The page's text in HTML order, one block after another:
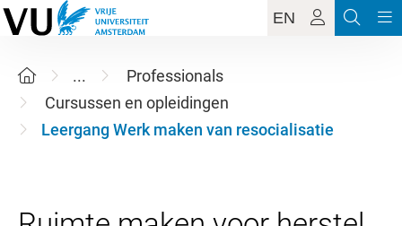
EN
...
Professionals
Cursussen en opleidingen
Leergang Werk maken van resocialisatie